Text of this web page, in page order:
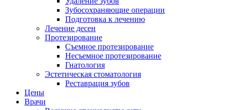
Зубосохраняющие операции
Подготовка к лечению
Лечение десен
Протезирование
Съемное протезирование
Несъемное протезирование
Гнатология
Эстетическая стоматология
Реставрация зубов
Цены
Врачи